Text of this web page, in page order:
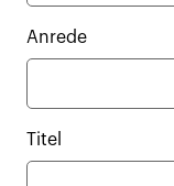
Anrede
Titel